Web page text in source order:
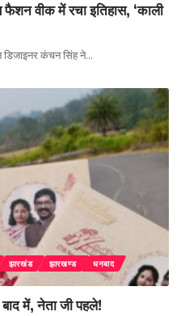
वीक में रचा इतिहास, ‘काली
कंचन सिंह ने…
झारखंड झारखण्ड
धनबाद
बाद में, नेता जी पहले!